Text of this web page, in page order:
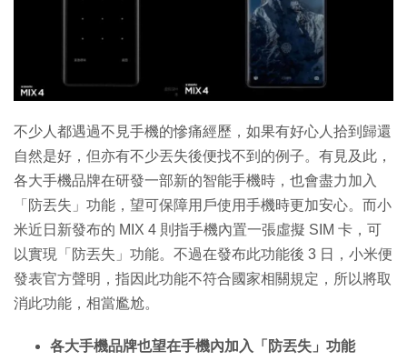
不少人都遇過不見手機的慘痛經歷，如果有好心人拾到歸還
自然是好，但亦有不少丟失後便找不到的例子。有見及此，
各大手機品牌在研發一部新的智能手機時，也會盡力加入
「防丟失」功能，望可保障用戶使用手機時更加安心。而小
米近日新發布的 MIX 4 則指手機內置一張虛擬 SIM 卡，可
以實現「防丟失」功能。不過在發布此功能後 3 日，小米便
發表官方聲明，指因此功能不符合國家相關規定，所以將取
消此功能，相當尷尬。
各大手機品牌也望在手機內加入「防丟失」功能